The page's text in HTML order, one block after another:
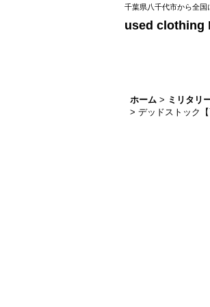
千葉県八千代市から全国
used clothing
ホーム > ミリタリ
> デッドストック